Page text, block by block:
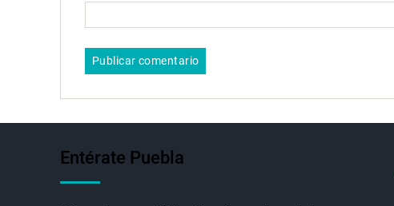
Entérate Puebla